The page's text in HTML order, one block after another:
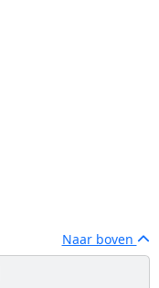
Naar boven